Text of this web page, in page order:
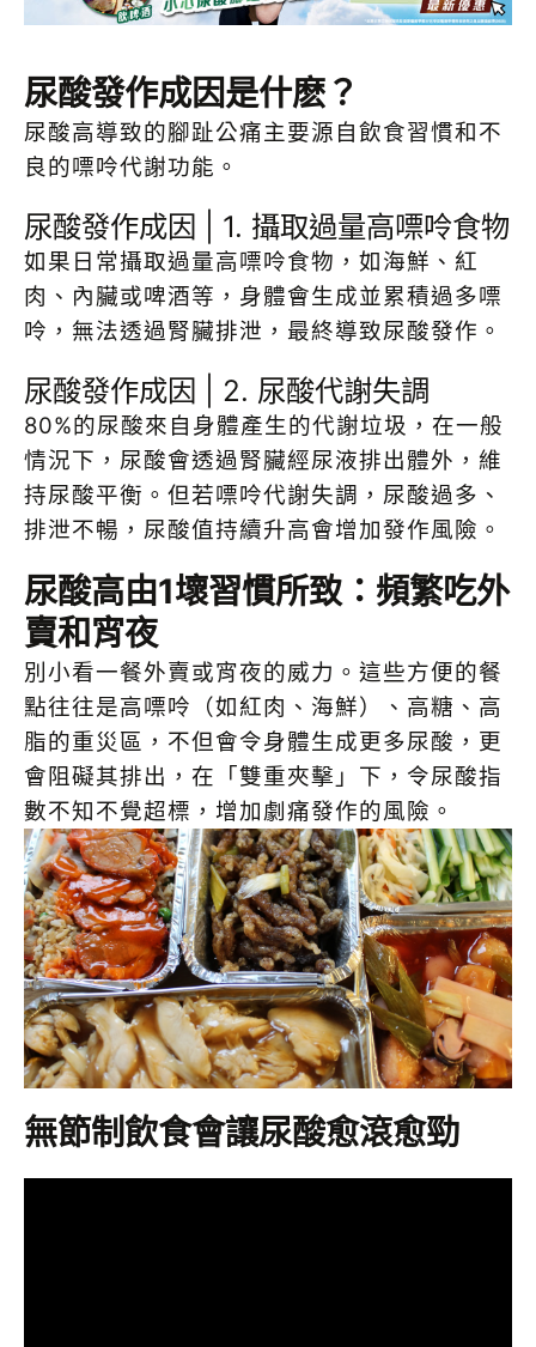
尿酸發作成因是什麽？
尿酸高導致的腳趾公痛主要源自飲食習慣和不
良的嘌呤代謝功能。
尿酸發作成因 | 1. 攝取過量高嘌呤食物
如果日常攝取過量高嘌呤食物，如海鮮、紅
肉、內臟或啤酒等，身體會生成並累積過多嘌
呤，無法透過腎臟排泄，最終導致尿酸發作。
尿酸發作成因 | 2. 尿酸代謝失調
80%的尿酸來自身體產生的代謝垃圾，在一般
情況下，尿酸會透過腎臟經尿液排出體外，維
持尿酸平衡。但若嘌呤代謝失調，尿酸過多、
排泄不暢，尿酸值持續升高會增加發作風險。
尿酸高由1壞習慣所致：頻繁吃外
賣和宵夜
別小看一餐外賣或宵夜的威力。這些方便的餐
點往往是高嘌呤（如紅肉、海鮮）、高糖、高
脂的重災區，不但會令身體生成更多尿酸，更
會阻礙其排出，在「雙重夾擊」下，令尿酸指
數不知不覺超標，增加劇痛發作的風險。
無節制飲食會讓尿酸愈滾愈勁